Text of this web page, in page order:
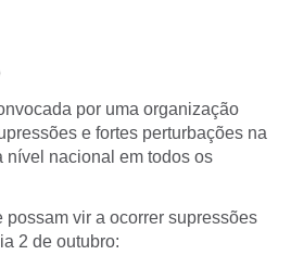
por uma organização
e fortes perturbações na
nível nacional em todos os
possam vir a ocorrer supressões
2 de outubro: